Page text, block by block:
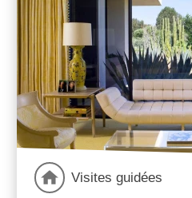
Visites guidées